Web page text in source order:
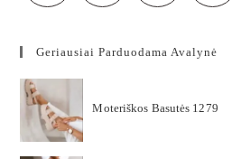
Geriausiai Parduodama Avalynė
Moteriškos Basutės 1279